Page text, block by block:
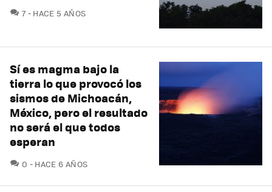
7COMENTARIOS
HACE 5 AÑOS
Sí es magma bajo la
tierra lo que provocó los
sismos de Michoacán,
México, pero el resultado
no será el que todos
esperan
0 COMENTARIOS
HACE 6 AÑOS